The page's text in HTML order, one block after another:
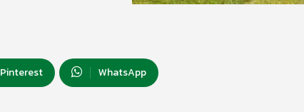
Pinterest WhatsApp